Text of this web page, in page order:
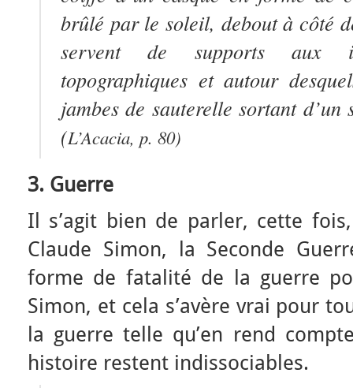
brûlé par le soleil, debout à côté
servent de supports aux
topographiques et autour
jambes de sauterelle sortant
(L’Acacia, p. 80)
3. Guerre
Il s’agit bien de parler, cette
Claude Simon, la Seconde
forme de fatalité de la guerre
Simon, et cela s’avère vrai pour
la guerre telle qu’en rend
histoire restent indissociables.